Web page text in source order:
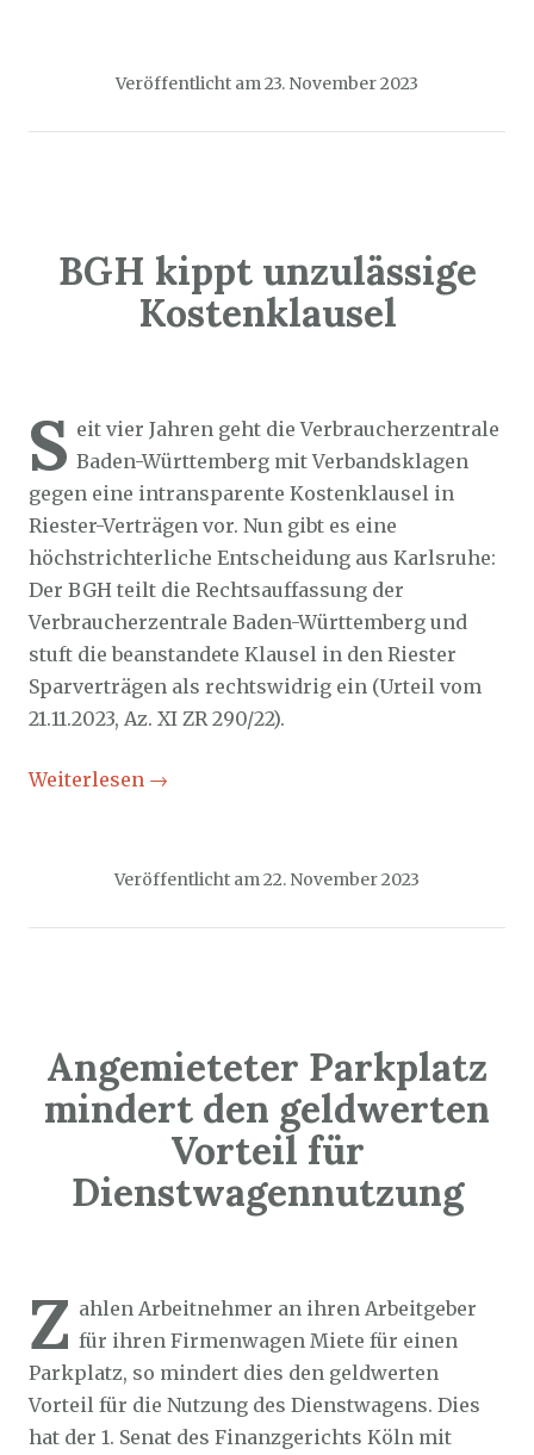
Veröffentlicht am23. November 2023
BGH kippt unzulässige
Kostenklausel
S eit vier Jahren geht die Verbraucherzentrale
Baden-Württemberg mit Verbandsklagen
gegen eine intransparente Kostenklausel in
Riester-Verträgen vor. Nun gibt es eine
höchstrichterliche Entscheidung aus Karlsruhe:
Der BGH teilt die Rechtsauffassung der
Verbraucherzentrale Baden-Württemberg und
stuft die beanstandete Klausel in den Riester
Sparverträgen als rechtswidrig ein (Urteil vom
21.11.2023, Az. XI ZR 290/22).
Weiterlesen →
Veröffentlicht am 22. November 2023
Angemieteter Parkplatz
mindert den geldwerten
Vorteil für
Dienstwagennutzung
Z ahlen Arbeitnehmer an ihren Arbeitgeber
für ihren Firmenwagen Miete für einen
Parkplatz, so mindert dies den geldwerten
Vorteil für die Nutzung des Dienstwagens. Dies
hat der 1. Senat des Finanzgerichts Köln mit